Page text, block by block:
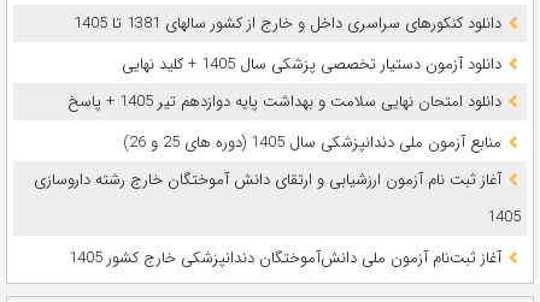
دانلود کنکورهای سراسری داخل و خارج از کشور سالهای 1381 تا 1405
دانلود آزمون دستیار تخصصی پزشکی سال 1405 + کلید نهایی
دانلود امتحان نهایی سلامت و بهداشت پایه دوازدهم تیر 1405 + پاسخ
ﻣﻨﺎﺑﻊ آزﻣﻮن ﻣﻠﯽ دندانپزشکی سال 1405 (دوره های 25 و 26)
آغاز ثبت نام آزمون‌ ارزشیابی و ارتقای دانش آموختگان خارج رشته داروسازی
1405
آغاز ثبت‌نام آزمون ملی دانش‌آموختگان دندانپزشکی خارج کشور 1405